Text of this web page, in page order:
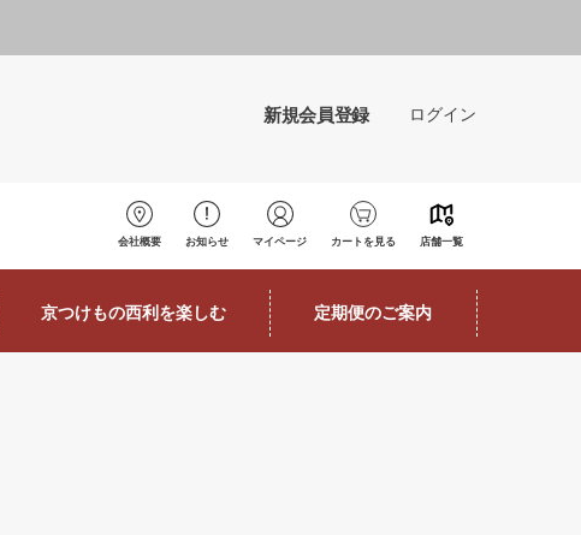
新規会員登録 ログイン
会社概要 お知らせ マイページ カートを見る 店舗一覧
京つけもの西利を楽しむ 定期便のご案内